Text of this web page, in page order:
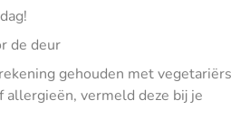
de deur
gehouden met vegetariërs
allergieën, vermeld deze bij je